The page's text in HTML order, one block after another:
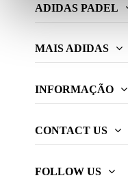
ADIDAS PADEL
MAIS ADIDAS
INFORMAÇÃO
CONTACT US
FOLLOW US